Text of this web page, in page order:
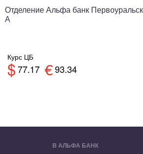
Отделение Альфа банк
А
Курс ЦБ
$77.17 €93.34
В АЛЬФА БАНК